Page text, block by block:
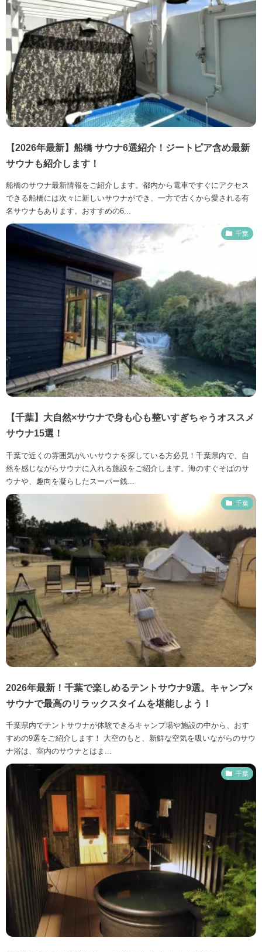
【2026年最新】船橋 サウナ6選紹介！ジートピア含め最新
サウナも紹介します！
船橋のサウナ最新情報をご紹介します。都内から電車ですぐにアクセス
できる船橋には次々に新しいサウナができ、一方で古くから愛される有
名サウナもあります。おすすめの6...
千葉
【千葉】大自然×サウナで身も心も整いすぎちゃうオススメ
サウナ15選！
千葉で近くの雰囲気がいいサウナを探している方必見！千葉県内で、自
然を感じながらサウナに入れる施設をご紹介します。海のすぐそばのサ
ウナや、趣向を凝らしたスーパー銭...
千葉
2026年最新！千葉で楽しめるテントサウナ9選。キャンプ×
サウナで最高のリラックスタイムを堪能しよう！
千葉県内でテントサウナが体験できるキャンプ場や施設の中から、おす
すめの9選をご紹介します！ 大空のもと、新鮮な空気を吸いながらのサウ
ナ浴は、室内のサウナとはま...
千葉